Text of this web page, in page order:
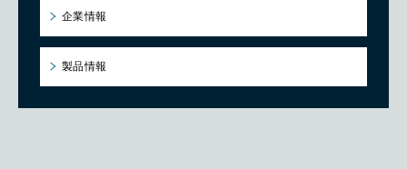
企業情報
製品情報